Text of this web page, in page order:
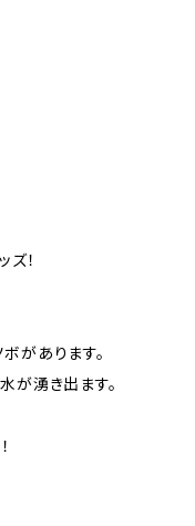
！
があります。
が湧き出ます。